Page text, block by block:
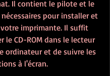
Il contient le pilote et le
pour installer et
imprimante. Il suffit
le CD-ROM dans le lecteur
ordinateur et de suivre les
à l'écran.